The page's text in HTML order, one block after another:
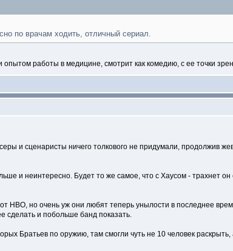
по врачам ходить, отличный сериал.
опытом работы в медицине, смотрит как комедию, с ее точки
и сценаристы ничего толкового не придумали, продолжив
и неинтересно. Будет то же самое, что с Хаусом - трахнет
от НВО, но очень уж они любят теперь унылости в последнее
сделать и побольше банд показать.
Братьев по оружию, там смогли чуть не 10 человек